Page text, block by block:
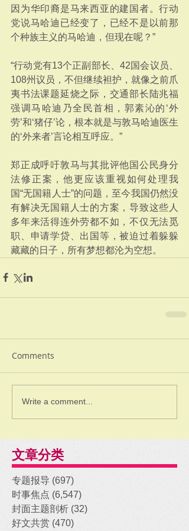
因为华印裔是马来西亚的建国者。行动
党说马哈迪已经变了，已经不是以前那
个种族主义的马哈迪，但现在呢？”
“行动党有13个正副部长、42国会议员、
108州议员，不但继续袒护，就像之前爪
夷书法课题延烧之际，交通部长陆兆福
强调马哈迪乃全民首相，郭素沁的‘外
劳’和‘猪仔’论，根本就是与敦马哈迪医生
的‘外来者’言论相互呼应。”
郑正成呼吁敦马与其批评他国公民身分
法修正案，他更应该重视如何处理我
国“无国籍人士”的问题，至今我国仍然没
有解决无国籍人士的方案，导致这些人
多年来活得连外劳都不如，不仅无法觅
职、申请学贷、出国等，被迫过着躲躲
藏藏的日子，所有梦想都沦为空想。
Comments
Write a comment...
文章分类
专题报导 (697)
时事焦点 (6,547)
封面主题剖析 (32)
好文共赏 (470)